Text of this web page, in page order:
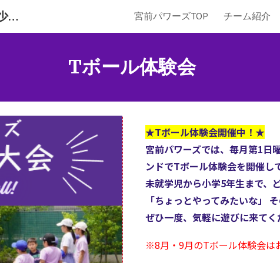
to main content Skip to navigation
宮前パワーズ/日吉・綱島エリアの少年野球チーム（港北区） 宮前パワーズTOP チーム紹介
Tボール体験会
★Tボール体験会開催中！★
宮前パワーズでは、毎月第1日
ンドでTボール体験会を開催し
未就学児から小学5年生まで、
「ちょっとやってみたいな」
ぜひ一度、気軽に遊びに来てく
※8月・9月のTボール体験会は